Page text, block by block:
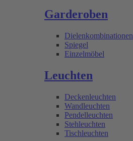
Garderoben
Dielenkombinationen
Spiegel
Einzelmöbel
Leuchten
Deckenleuchten
Wandleuchten
Pendelleuchten
Stehleuchten
Tischleuchten